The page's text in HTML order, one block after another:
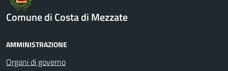
Comune di Costa di Mezzate
AMMINISTRAZIONE
Organi di governo